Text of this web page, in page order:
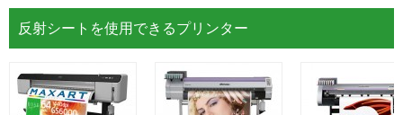
反射シートを使用できるプリンター